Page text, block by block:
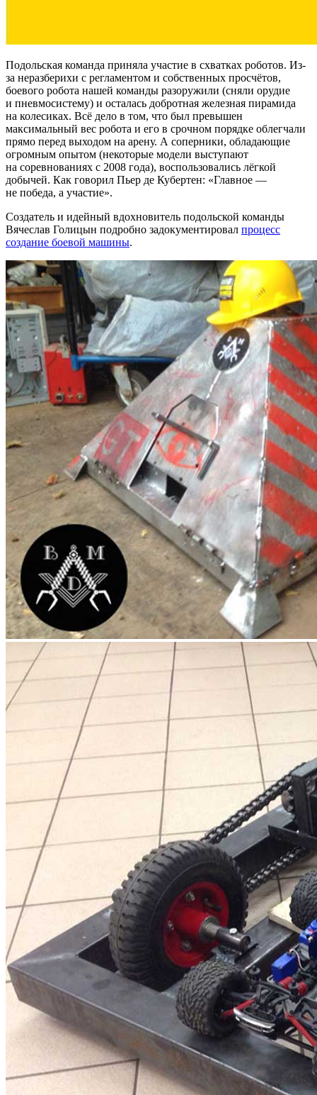
Подольская команда приняла участие в схватках роботов. Из-
за неразберихи с регламентом и собственных просчётов,
боевого робота нашей команды разоружили (сняли орудие
и пневмосистему) и осталась добротная железная пирамида
на колесиках. Всё дело в том, что был превышен
максимальный вес робота и его в срочном порядке облегчали
прямо перед выходом на арену. А соперники, обладающие
огромным опытом (некоторые модели выступают
на соревнованиях с 2008 года), воспользовались лёгкой
добычей. Как говорил Пьер де Кубертен: «Главное —
не победа, а участие».
Создатель и идейный вдохновитель подольской команды
Вячеслав Голицын подробно задокументировал процесс
создание боевой машины.